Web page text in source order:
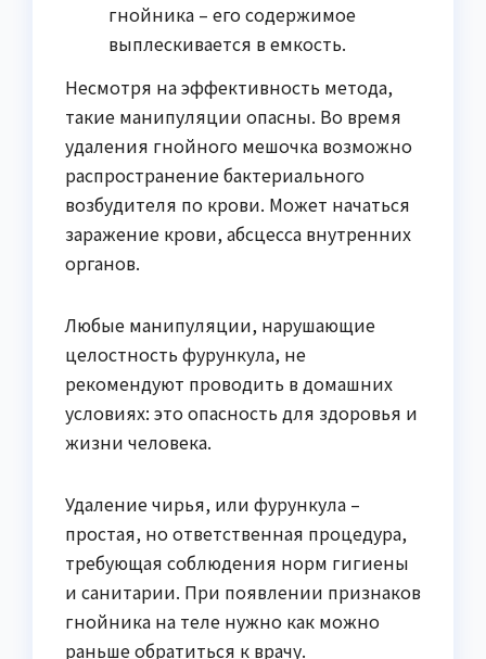
гнойника – его содержимое
выплескивается в емкость.
Несмотря на эффективность метода,
такие манипуляции опасны. Во время
удаления гнойного мешочка возможно
распространение бактериального
возбудителя по крови. Может начаться
заражение крови, абсцесса внутренних
органов.
Любые манипуляции, нарушающие
целостность фурункула, не
рекомендуют проводить в домашних
условиях: это опасность для здоровья и
жизни человека.
Удаление чирья, или фурункула –
простая, но ответственная процедура,
требующая соблюдения норм гигиены
и санитарии. При появлении признаков
гнойника на теле нужно как можно
раньше обратиться к врачу.